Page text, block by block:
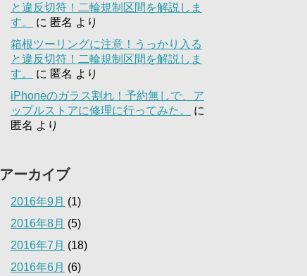
と違反切符！二輪規制区間を解説しま
す。
に 匿名 より
箱根ツーリングに注意！うっかり入る
と違反切符！二輪規制区間を解説しま
す。
に 匿名 より
iPhoneのガラス割れ！予約無しで、ア
ップルストアに修理に行ってみた。
に
匿名 より
アーカイブ
2016年9月 (1)
2016年8月 (5)
2016年7月 (18)
2016年6月 (6)